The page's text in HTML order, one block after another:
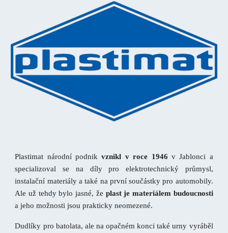
Plastimat národní podnikvznikl v roce 1946 v Jablonci a
specializoval se na díly pro elektrotechnický průmysl,
instalační materiály a také na první součástky pro automobily.
Ale už tehdy bylo jasné, že plast je materiálem budoucnosti
a jeho možnosti jsou prakticky neomezené.
Dudlíky pro batolata, ale na opačném konci také urny vyráběl